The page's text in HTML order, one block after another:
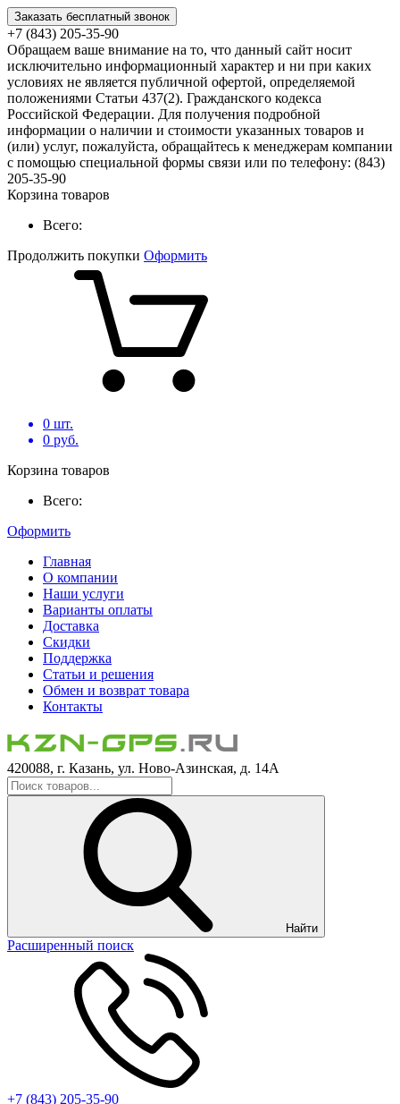
Заказать бесплатный звонок
+7 (843) 205-35-90
Обращаем ваше внимание на то, что данный сайт носит
исключительно информационный характер и ни при каких
условиях не является публичной офертой, определяемой
положениями Статьи 437(2). Гражданского кодекса
Российской Федерации. Для получения подробной
информации о наличии и стоимости указанных товаров и
(или) услуг, пожалуйста, обращайтесь к менеджерам компании
с помощью специальной формы связи или по телефону: (843)
205-35-90
Корзина товаров
Всего:
Продолжить покупки Оформить
0 шт.
0 руб.
Корзина товаров
Всего:
Оформить
Главная
О компании
Наши услуги
Варианты оплаты
Доставка
Скидки
Поддержка
Статьи и решения
Обмен и возврат товара
Контакты
420088, г. Казань, ул. Ново-Азинская, д. 14А
Найти
Расширенный поиск
+7 (843) 205-35-90